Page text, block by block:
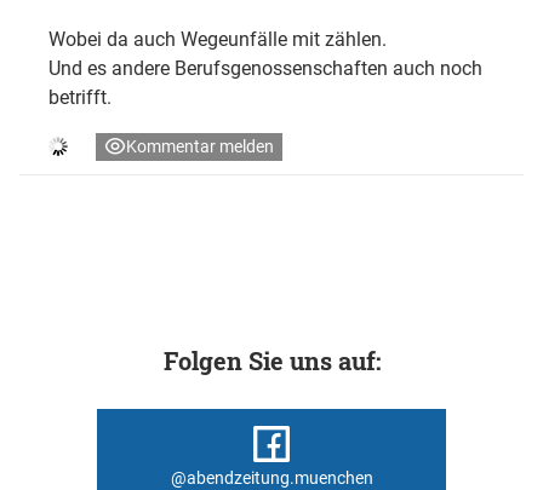
Wobei da auch Wegeunfälle mit zählen.
Und es andere Berufsgenossenschaften auch noch
betrifft.
Kommentar melden
Folgen Sie uns auf:
@abendzeitung.muenchen